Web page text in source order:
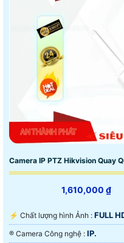
Camera IP PTZ Hikvision Quay
1,610,000 ₫
️⚡ Chất lượng hình Ảnh : FULL
®️ Camera Công nghệ : IP.